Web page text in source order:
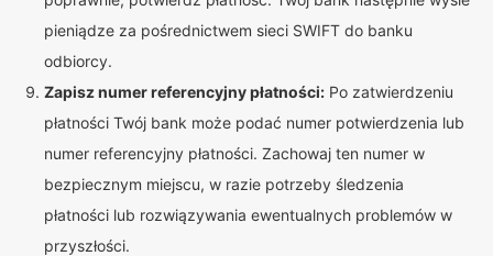
pieniądze za pośrednictwem sieci SWIFT do banku
odbiorcy.
Zapisz numer referencyjny płatności: Po zatwierdzeniu
płatności Twój bank może podać numer potwierdzenia lub
numer referencyjny płatności. Zachowaj ten numer w
bezpiecznym miejscu, w razie potrzeby śledzenia
płatności lub rozwiązywania ewentualnych problemów w
przyszłości.